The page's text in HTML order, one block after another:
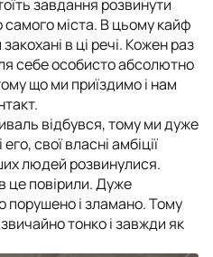
завдання розвинути
міста. В цьому кайф
закохані в ці речі. Кожен раз
себе особисто абсолютно
що ми приїздимо і нам
відбувся, тому ми дуже
свої власні амбіції
людей розвинулися.
це повірили. Дуже
порушено і зламано. Тому
тонко і завжди як